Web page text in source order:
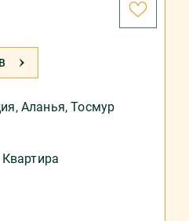
, Аланья,Тосмур
Квартира